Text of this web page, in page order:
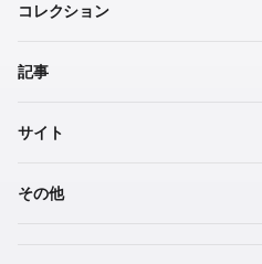
コレクション
記事
サイト
その他